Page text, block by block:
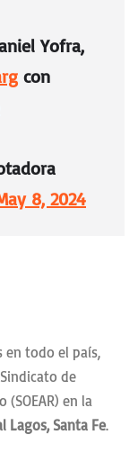
Yofra,
con
8, 2024
en todo el país,
de
(SOEAR) en la
Lagos, Santa Fe.